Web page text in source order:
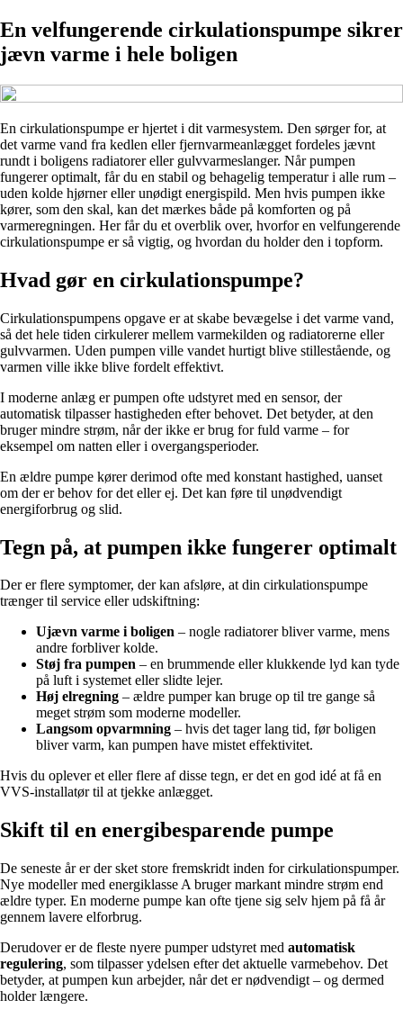
En velfungerende cirkulationspumpe sikrer
jævn varme i hele boligen
En cirkulationspumpe er hjertet i dit varmesystem. Den sørger for, at
det varme vand fra kedlen eller fjernvarmeanlægget fordeles jævnt
rundt i boligens radiatorer eller gulvvarmeslanger. Når pumpen
fungerer optimalt, får du en stabil og behagelig temperatur i alle rum –
uden kolde hjørner eller unødigt energispild. Men hvis pumpen ikke
kører, som den skal, kan det mærkes både på komforten og på
varmeregningen. Her får du et overblik over, hvorfor en velfungerende
cirkulationspumpe er så vigtig, og hvordan du holder den i topform.
Hvad gør en cirkulationspumpe?
Cirkulationspumpens opgave er at skabe bevægelse i det varme vand,
så det hele tiden cirkulerer mellem varmekilden og radiatorerne eller
gulvvarmen. Uden pumpen ville vandet hurtigt blive stillestående, og
varmen ville ikke blive fordelt effektivt.
I moderne anlæg er pumpen ofte udstyret med en sensor, der
automatisk tilpasser hastigheden efter behovet. Det betyder, at den
bruger mindre strøm, når der ikke er brug for fuld varme – for
eksempel om natten eller i overgangsperioder.
En ældre pumpe kører derimod ofte med konstant hastighed, uanset
om der er behov for det eller ej. Det kan føre til unødvendigt
energiforbrug og slid.
Tegn på, at pumpen ikke fungerer optimalt
Der er flere symptomer, der kan afsløre, at din cirkulationspumpe
trænger til service eller udskiftning:
Ujævn varme i boligen – nogle radiatorer bliver varme, mens
andre forbliver kolde.
Støj fra pumpen – en brummende eller klukkende lyd kan tyde
på luft i systemet eller slidte lejer.
Høj elregning – ældre pumper kan bruge op til tre gange så
meget strøm som moderne modeller.
Langsom opvarmning – hvis det tager lang tid, før boligen
bliver varm, kan pumpen have mistet effektivitet.
Hvis du oplever et eller flere af disse tegn, er det en god idé at få en
VVS-installatør til at tjekke anlægget.
Skift til en energibesparende pumpe
De seneste år er der sket store fremskridt inden for cirkulationspumper.
Nye modeller med energiklasse A bruger markant mindre strøm end
ældre typer. En moderne pumpe kan ofte tjene sig selv hjem på få år
gennem lavere elforbrug.
Derudover er de fleste nyere pumper udstyret med automatisk
regulering, som tilpasser ydelsen efter det aktuelle varmebehov. Det
betyder, at pumpen kun arbejder, når det er nødvendigt – og dermed
holder længere.